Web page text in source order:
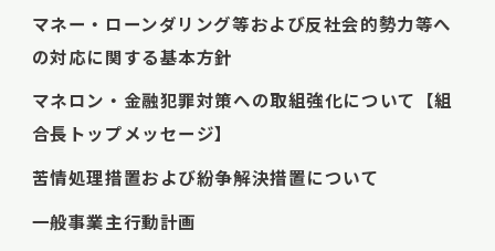
マネー・ローンダリング等および反社会的勢力等へ
の対応に関する基本方針
マネロン・金融犯罪対策への取組強化について【組
合長トップメッセージ】
苦情処理措置および紛争解決措置について
一般事業主行動計画